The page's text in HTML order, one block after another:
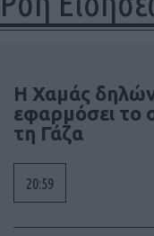
Η Χαμάς
εφαρμόσει το
τη Γάζα
20:59